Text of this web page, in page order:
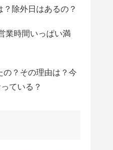
除外日はあるの？
業時間いっぱい満
の？その理由は？今
ている？